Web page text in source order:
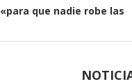
que nadie robe las